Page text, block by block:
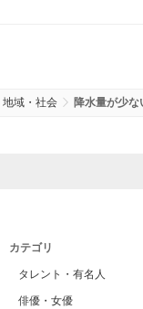
地域・社会 降水量が少な
カテゴリ
タレント・有名人
俳優・女優